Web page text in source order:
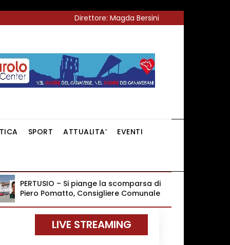
Direttore: Magda Bersini
SPORT ATTUALITA’ EVENTI
PERTUSIO – Si piange la scomparsa di
Piero Pomatto, Consigliere Comunale
LIVE STREAMING